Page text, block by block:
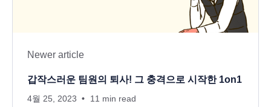
Newer article
갑작스러운 팀원의 퇴사! 그 충격으로 시작한 1on1
4월 25, 2023 11 min read